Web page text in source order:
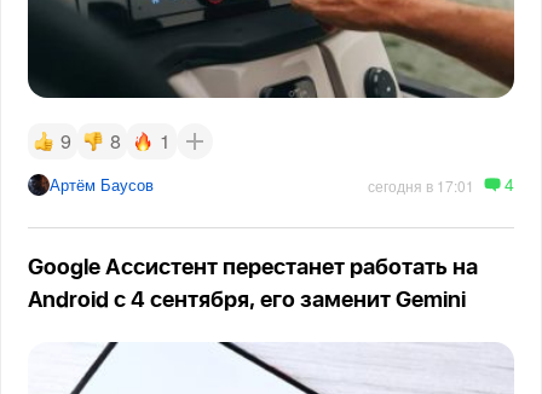
9 8 1
Артём Баусов сегодня в 17:01 4
Google Ассистент перестанет работать на
Android с 4 сентября, его заменит Gemini